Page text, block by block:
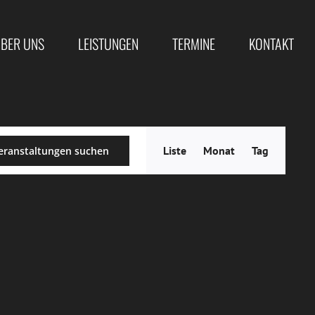
UNS LEISTUNGEN TERMINE KONTAKT
suchen Liste Monat Tag